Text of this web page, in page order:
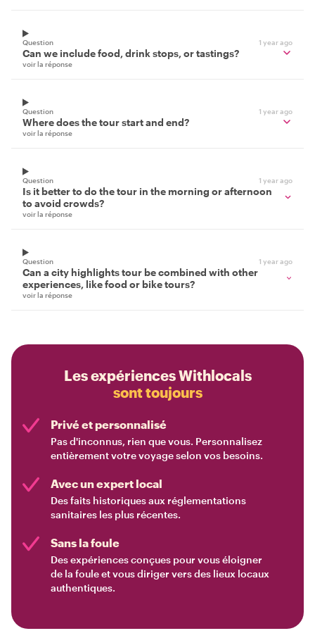
Question 1 year ago
Can we include food, drink stops, or tastings?
voir la réponse
Question 1 year ago
Where does the tour start and end?
voir la réponse
Question 1 year ago
Is it better to do the tour in the morning or afternoon
to avoid crowds?
voir la réponse
Question 1 year ago
Can a city highlights tour be combined with other
experiences, like food or bike tours?
voir la réponse
Les expériences Withlocals
sont toujours
Privé et personnalisé
Pas d'inconnus, rien que vous. Personnalisez
entièrement votre voyage selon vos besoins.
Avec un expert local
Des faits historiques aux réglementations
sanitaires les plus récentes.
Sans la foule
Des expériences conçues pour vous éloigner
de la foule et vous diriger vers des lieux locaux
authentiques.